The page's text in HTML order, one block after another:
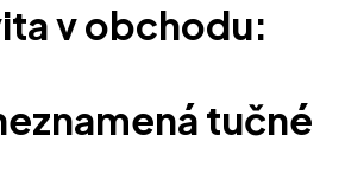
v obchodu:
tučné